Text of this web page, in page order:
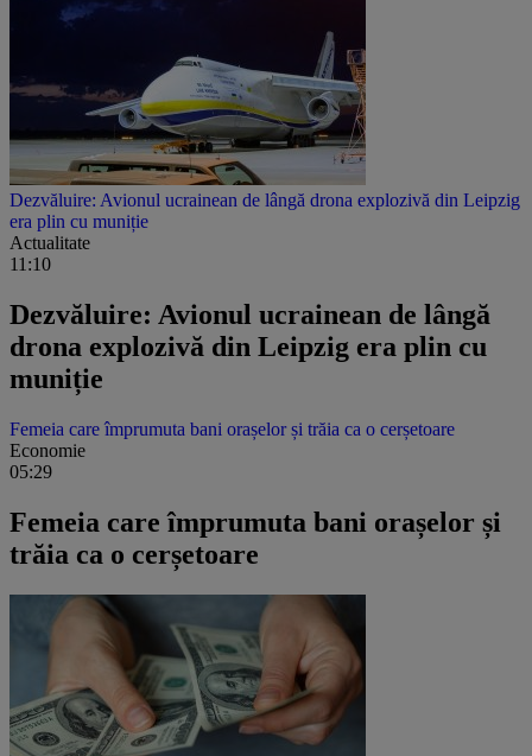
Dezvăluire: Avionul ucrainean de lângă drona explozivă din Leipzig
era plin cu muniție
Actualitate
11:10
Dezvăluire: Avionul ucrainean de lângă
drona explozivă din Leipzig era plin cu
muniție
Femeia care împrumuta bani orașelor și trăia ca o cerșetoare
Economie
05:29
Femeia care împrumuta bani orașelor și
trăia ca o cerșetoare